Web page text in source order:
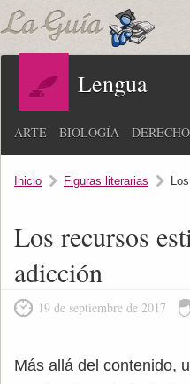
Lengua
ARTE BIOLOGÍA DERECHO
Inicio Figuras literarias
Los recursos
adicción
19 de septiembre de 2017
Más allá del contenido,